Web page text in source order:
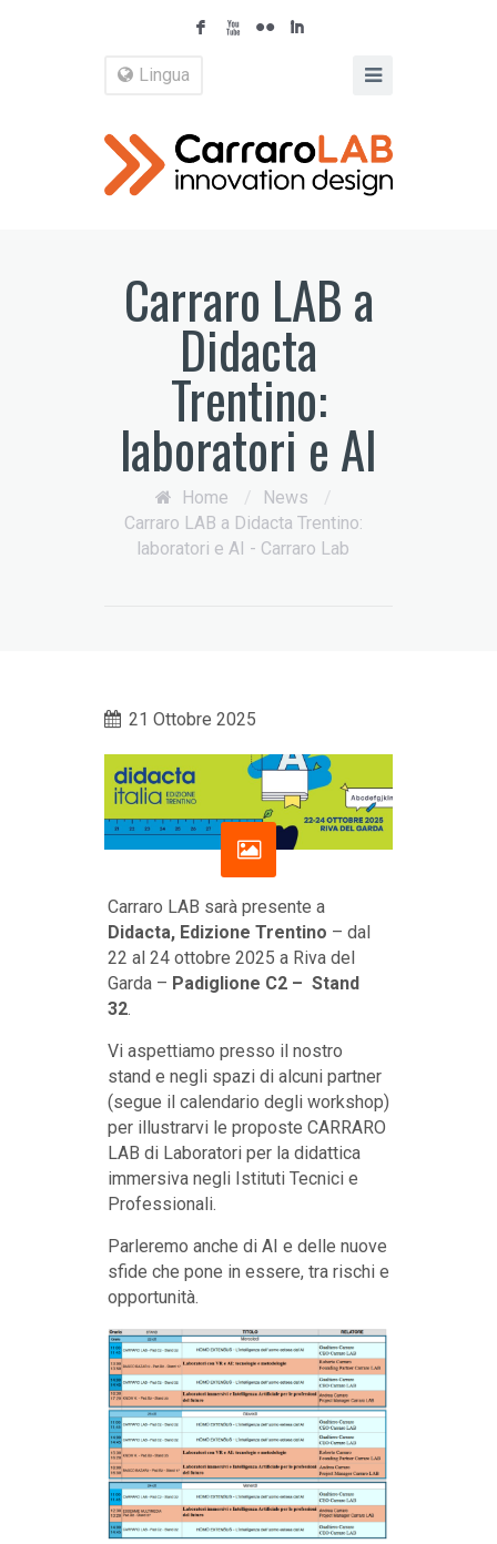
F X N I
Lingua
Carraro LAB a
Didacta
Trentino:
laboratori e AI
Home / News
/
Carraro LAB a Didacta Trentino:
laboratori e AI - Carraro Lab
21 Ottobre 2025
Carraro LAB sarà presente a
Didacta, Edizione Trentino – dal
22 al 24 ottobre 2025 a Riva del
Garda – Padiglione C2 – Stand
32.
Vi aspettiamo presso il nostro
stand e negli spazi di alcuni partner
(segue il calendario degli workshop)
per illustrarvi le proposte CARRARO
LAB di Laboratori per la didattica
immersiva negli Istituti Tecnici e
Professionali.
Parleremo anche di AI e delle nuove
sfide che pone in essere, tra rischi e
opportunità.